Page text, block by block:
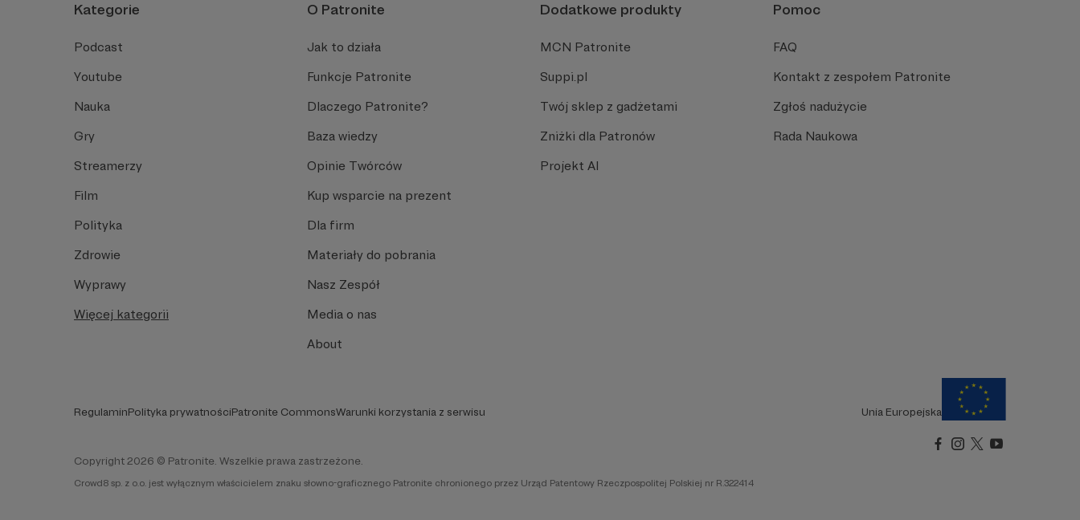
Kategorie
Podcast
Youtube
Nauka
Gry
Streamerzy
Film
Polityka
Zdrowie
Wyprawy
Więcej kategorii
O Patronite
Jak to działa
Funkcje Patronite
Dlaczego Patronite?
Baza wiedzy
Opinie Twórców
Kup wsparcie na prezent
Dla firm
Materiały do pobrania
Nasz Zespół
Media o nas
About
Dodatkowe produkty
MCN Patronite
Suppi.pl
Twój sklep z gadżetami
Zniżki dla Patronów
Projekt AI
Pomoc
FAQ
Kontakt z zespołem Patronite
Zgłoś nadużycie
Rada Naukowa
RegulaminPolityka prywatnościPatronite CommonsWarunki korzystania z serwisu Unia Europejska
Copyright 2026 © Patronite. Wszelkie prawa zastrzeżone.
Crowd8 sp. z o.o. jest wyłącznym właścicielem znaku słowno-graficznego Patronite chronionego przez Urząd Patentowy Rzeczpospolitej Polskiej nr R.322414